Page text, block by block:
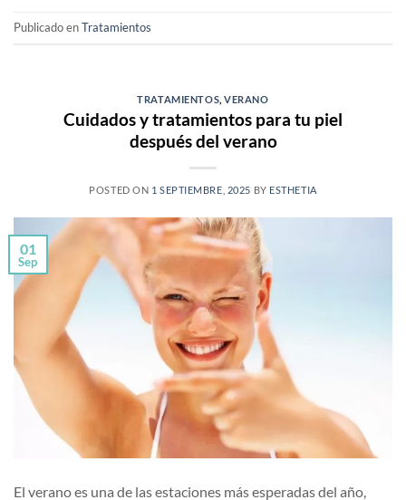
Publicado enTratamientos
TRATAMIENTOS ,VERANO
Cuidados y tratamientos para tu piel
después del verano
POSTED ON 1 SEPTIEMBRE, 2025 BY ESTHETIA
01
Sep
El verano es una de las estaciones más esperadas del año,